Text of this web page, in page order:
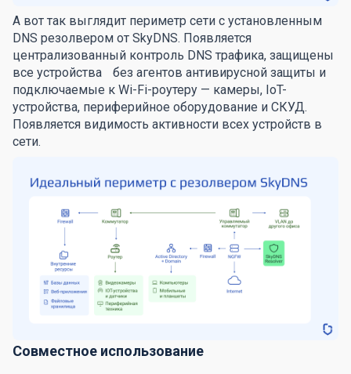
А вот так выглядит периметр сети с установленным
DNS резолвером от SkyDNS. Появляется
централизованный контроль DNS трафика, защищены
все устройства без агентов антивирусной защиты и
подключаемые к Wi-Fi-роутеру — камеры, IoT-
устройства, периферийное оборудование и СКУД.
Появляется видимость активности всех устройств в
сети.
Совместное использование